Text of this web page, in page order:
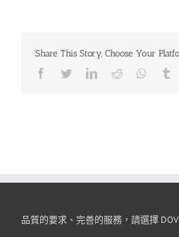
Share This Story, Choose Your
品質的要求、完善的服務，請選擇